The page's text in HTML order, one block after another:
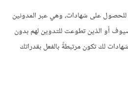
على شهادات، وهي عبر المدونين
أو الذين تطوعت للتدوين لهم بدون
لك تكون مرتبطةً بالفعل بقدراتك